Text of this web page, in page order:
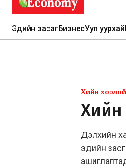
Эдийн засагБизнесУул уурхай
Хийн хоолой
Хийн
Дэлхийн
эдийн